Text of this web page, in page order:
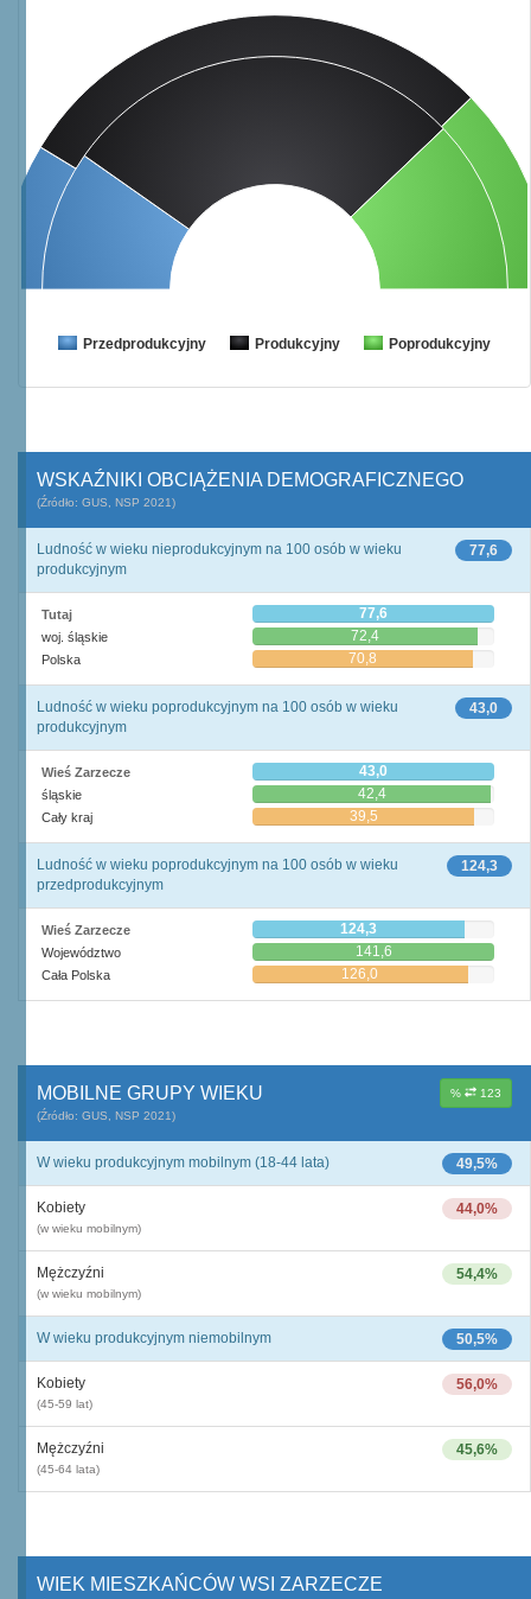
Przedprodukcyjny Produkcyjny Poprodukcyjny
WSKAŹNIKI OBCIĄŻENIA DEMOGRAFICZNEGO
(Źródło: GUS, NSP 2021)
77,6
Ludność w wieku nieprodukcyjnym na 100 osób w wieku
produkcyjnym
Tutaj 77,6
woj. śląskie 72,4
Polska 70,8
43,0
Ludność w wieku poprodukcyjnym na 100 osób w wieku
produkcyjnym
Wieś Zarzecze 43,0
śląskie 42,4
Cały kraj 39,5
124,3
Ludność w wieku poprodukcyjnym na 100 osób w wieku
przedprodukcyjnym
Wieś Zarzecze 124,3
Województwo 141,6
Cała Polska 126,0
% 123
MOBILNE GRUPY WIEKU
(Źródło: GUS, NSP 2021)
49,5%
W wieku produkcyjnym mobilnym (18-44 lata)
44,0%
Kobiety
(w wieku mobilnym)
54,4%
Mężczyźni
(w wieku mobilnym)
50,5%
W wieku produkcyjnym niemobilnym
56,0%
Kobiety
(45-59 lat)
45,6%
Mężczyźni
(45-64 lata)
WIEK MIESZKAŃCÓW WSI ZARZECZE